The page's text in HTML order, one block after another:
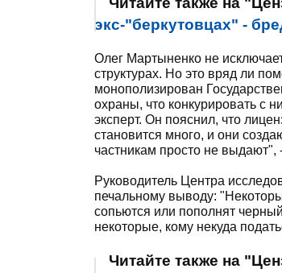
экс-"беркутовцах" -
Олег Мартыненко не
структурах. Но это вряд ли
монополизирован
охраны, что конкурировать с
эксперт. Он пояснил, что
становится много, и они
частникам просто не выдают",
Руководитель Центра
печальному выводу:
сопьются или пополнят
некоторые, кому некуда
Читайте также на